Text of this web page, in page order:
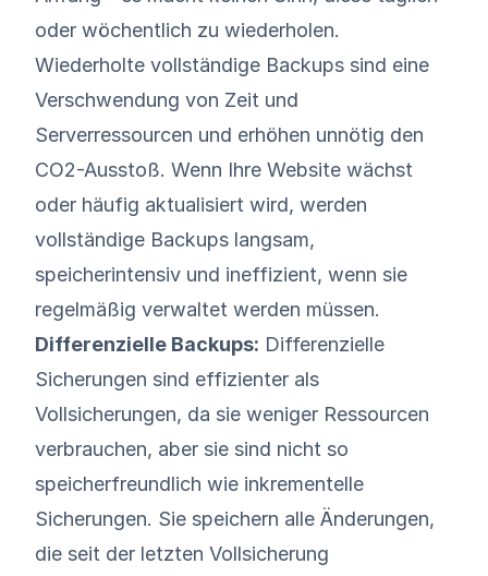
oder wöchentlich zu wiederholen.
Wiederholte vollständige Backups sind eine
Verschwendung von Zeit und
Serverressourcen und erhöhen unnötig den
CO2-Ausstoß. Wenn Ihre Website wächst
oder häufig aktualisiert wird, werden
vollständige Backups langsam,
speicherintensiv und ineffizient, wenn sie
regelmäßig verwaltet werden müssen.
Differenzielle Backups: Differenzielle
Sicherungen sind effizienter als
Vollsicherungen, da sie weniger Ressourcen
verbrauchen, aber sie sind nicht so
speicherfreundlich wie inkrementelle
Sicherungen. Sie speichern alle Änderungen,
die seit der letzten Vollsicherung